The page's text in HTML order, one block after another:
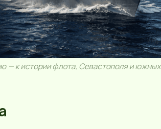
— к истории флота, Севастополя и южных